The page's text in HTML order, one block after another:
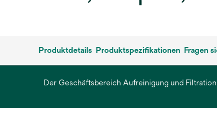
Produktdetails Produktspezifikationen Fragen
Der Geschäftsbereich Aufreinigung und